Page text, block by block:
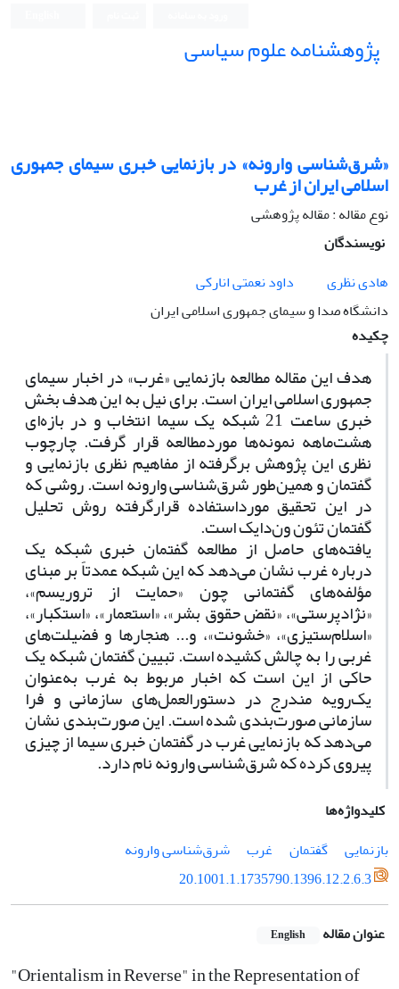
پژوهشنامه علوم سیاسی
«شرق‌شناسی وارونه» در بازنمایی خبری سیمای جمهوری
اسلامی ایران از غرب
نوع مقاله : مقاله پژوهشی
نویسندگان
هادی نظری
داود نعمتی انارکی
دانشگاه صدا و سیمای جمهوری اسلامی ایران
چکیده
هدف این مقاله مطالعه بازنمایی «غرب» در اخبار سیمای
جمهوری اسلامی ایران است. برای نیل به این هدف بخش
خبری ساعت 21 شبکه یک سیما انتخاب و در بازه‌ای
هشت‌ماهه نمونه‌ها موردمطالعه قرار گرفت. چارچوب
نظری این پژوهش برگرفته از مفاهیم نظری بازنمایی و
گفتمان و همین‌طور شرق‌شناسی وارونه است. روشی که
در این تحقیق مورداستفاده قرارگرفته روش تحلیل
گفتمان تئون ون‌دایک است.
یافته‌های حاصل از مطالعه گفتمان خبری شبکه یک
درباره غرب نشان می‌دهد که این شبکه عمدتاً بر مبنای
مؤلفه‌های گفتمانی چون «حمایت از تروریسم»،
«نژادپرستی»، «نقض حقوق بشر»، «استعمار»، «استکبار»،
«اسلام‌ستیزی»، «خشونت»، و... هنجارها و فضیلت‌های
غربی را به چالش کشیده است. تبیین گفتمان شبکه یک
حاکی از این است که اخبار مربوط به غرب به‌عنوان
یک‌رویه مندرج در دستورالعمل‌های سازمانی و فرا
سازمانی صورت‌بندی شده است. این صورت‌بندی نشان
می‌دهد که بازنمایی غرب در گفتمان خبری سیما از چیزی
پیروی کرده که شرق‌شناسی وارونه نام دارد.
کلیدواژه‌ها
بازنمایی
گفتمان غرب
شرق‌شناسی وارونه
20.1001.1.1735790.1396.12.2.6.3
عنوان مقاله English
"Orientalism in Reverse" in the Representation of